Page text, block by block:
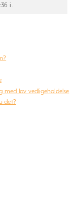
i .
med lav vedligeholdelse
det?